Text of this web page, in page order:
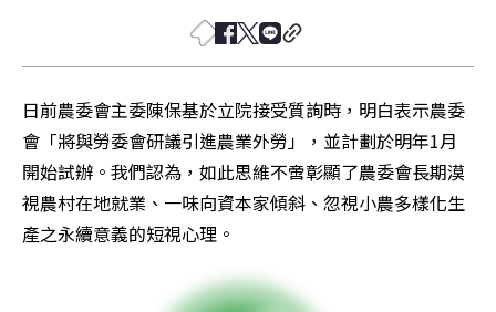
日前農委會主委陳保基於立院接受質詢時，明白表示農委
會「將與勞委會研議引進農業外勞」，並計劃於明年1月
開始試辦。我們認為，如此思維不啻彰顯了農委會長期漠
視農村在地就業、一味向資本家傾斜、忽視小農多樣化生
產之永續意義的短視心理。